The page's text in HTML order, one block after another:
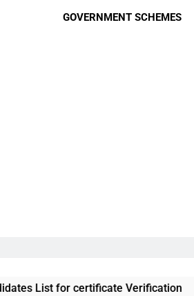
GOVERNMENT SCHEMES
Verification